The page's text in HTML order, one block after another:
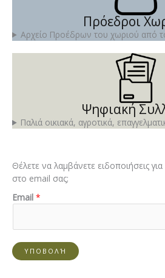
Πρόεδροι
Αρχείο Προέδρων του χωριού από
Ψηφιακή
Παλιά οικιακά, αγροτικά,
Θέλετε να λαμβάνετε ειδοποιήσεις
στο email σας;
*
E
a
l
Email *
ΥΠΟΒΟΛΉ